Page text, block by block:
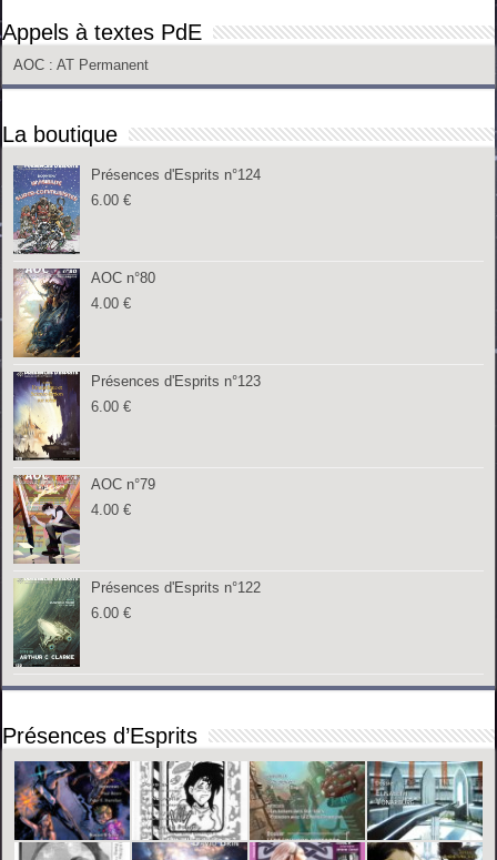
Appels à textes PdE
AOC : AT Permanent
La boutique
Présences d'Esprits n°124
6.00€
AOC n°80
4.00€
Présences d'Esprits n°123
6.00€
AOC n°79
4.00€
Présences d'Esprits n°122
6.00€
Présences d’Esprits